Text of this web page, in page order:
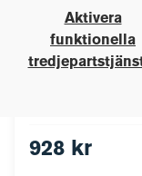
Aktivera
funktionella
928 kr